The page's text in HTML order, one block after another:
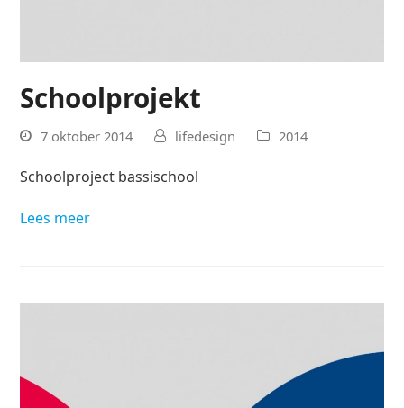
Schoolprojekt
7 oktober 2014 lifedesign 2014
Schoolproject bassischool
Lees meer